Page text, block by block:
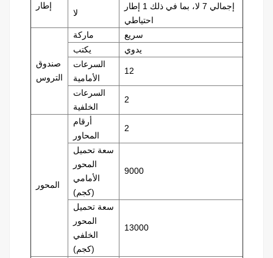
إطار
لا
إجمالي 7 لا، بما في ذلك 1 إطار
احتياطي
صندوق
التروس
ماركة
سريع
يكتب
يدوي
السرعات
الأمامية
12
السرعات
الخلفية
2
المحور
أرقام
المحاور
2
سعة تحميل
المحور
الأمامي
(كجم)
9000
سعة تحميل
المحور
الخلفي
(كجم)
13000